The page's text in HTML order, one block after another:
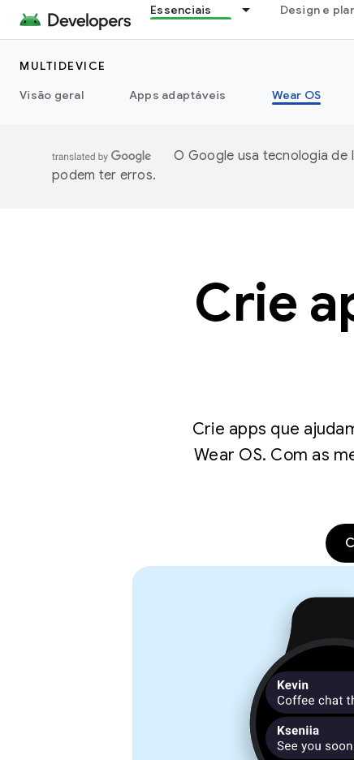
Essenciais Design e
MULTIDEVICE
Visão geral
Apps adaptáveis Wear OS
O Google usa tecnologia de
podem ter erros.
Crie
Crie apps que
Wear OS. Com as